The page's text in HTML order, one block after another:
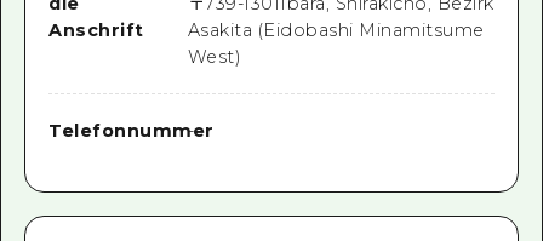
Anschrift
Asakita (Eidobashi Minamitsume
West)
Telefonnummer
-